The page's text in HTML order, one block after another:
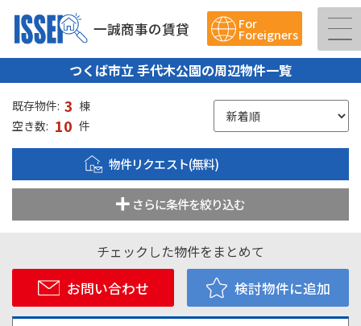
一誠商事の賃貸 For
Foreigners
つくば市立 手代木公園の周辺物件一覧
既存物件: 3 棟
空き数: 10 件
物件リクエスト(無料)
さらに条件を絞り込む
チェックした物件をまとめて
お問い合わせ
検討物件に追加